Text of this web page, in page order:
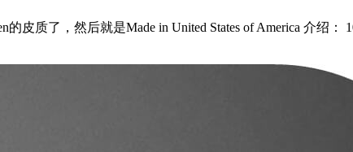
质了，然后就是Made in United States of America 介绍：